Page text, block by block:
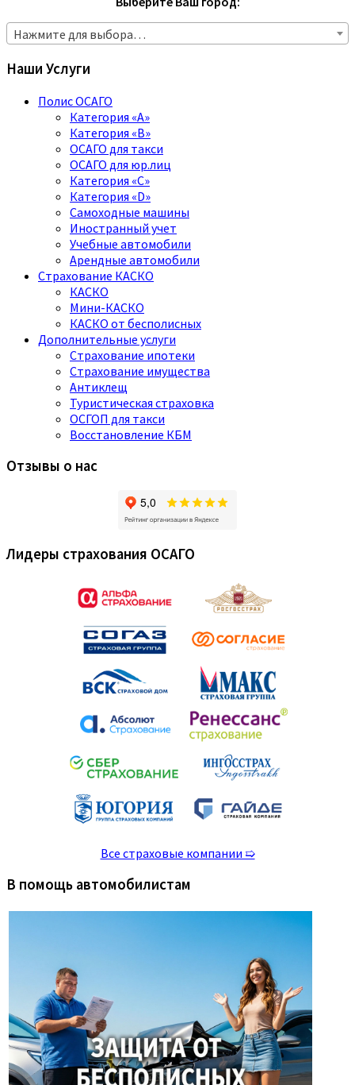
Нажмите для выбора…
Наши Услуги
Полис ОСАГО
Категория «A»
Категория «B»
ОСАГО для такси
ОСАГО для юр.лиц
Категория «C»
Категория «D»
Самоходные машины
Иностранный учет
Учебные автомобили
Арендные автомобили
Страхование КАСКО
КАСКО
Мини-КАСКО
КАСКО от бесполисных
Дополнительные услуги
Страхование ипотеки
Страхование имущества
Антиклещ
Туристическая страховка
ОСГОП для такси
Восстановление КБМ
Отзывы о нас
Лидеры страхования ОСАГО
Все страховые компании ➯
В помощь автомобилистам